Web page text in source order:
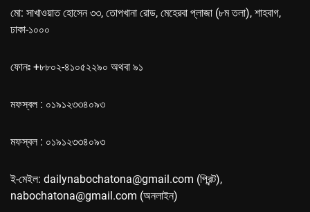
মো: সাখাওয়াত হোসেন ৩৩, তোপখানা রোড, মেহেরবা প্লাজা (৮ম তলা), শাহবাগ,
ঢাকা-১০০০
ফোনঃ +৮৮০২-৪১০৫২২৯০ অথবা ৯১
মফস্বল : ০১৯১২৩৩৪০৯৩
মফস্বল : ০১৯১২৩৩৪০৯৩
ই-মেইল: dailynabochatona@gmail.com (প্রিন্ট),
nabochatona@gmail.com (অনলাইন)